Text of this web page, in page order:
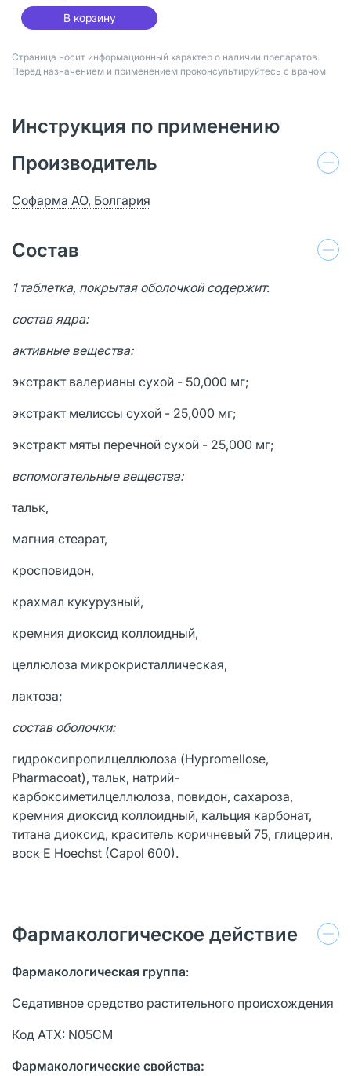
В корзину
Страница носит информационный характер о наличии препаратов.
Перед назначением и применением проконсультируйтесь с врачом
Инструкция по применению
Производитель
Софарма АО, Болгария
Состав
1 таблетка, покрытая оболочкой содержит:
состав ядра:
активные вещества:
экстракт валерианы сухой - 50,000 мг;
экстракт мелиссы сухой - 25,000 мг;
экстракт мяты перечной сухой - 25,000 мг;
вспомогательные вещества:
тальк,
магния стеарат,
кросповидон,
крахмал кукурузный,
кремния диоксид коллоидный,
целлюлоза микрокристаллическая,
лактоза;
состав оболочки:
гидроксипропилцеллюлоза (Hypromellose,
Pharmacoat), тальк, натрий-
карбоксиметилцеллюлоза, повидон, сахароза,
кремния диоксид коллоидный, кальция карбонат,
титана диоксид, краситель коричневый 75, глицерин,
воск E Hoechst (Capol 600).
Фармакологическое действие
Фармакологическая группа:
Седативное средство растительного происхождения
Код АТХ: N05CM
Фармакологические cвойства: